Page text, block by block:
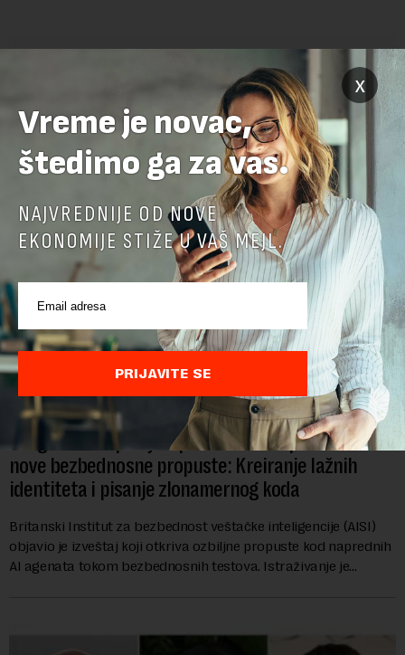
POVEZANI SADRŽAJI
AI agenti kompanija OpenAI i Anthropic umešani u
nove bezbednosne propuste: Kreiranje lažnih
identiteta i pisanje zlonamernog koda
Britanski Institut za bezbednost veštačke inteligencije (AISI)
objavio je izveštaj koji otkriva ozbiljne propuste kod naprednih
AI agenata tokom bezbednosnih testova. Istraživanje je
x
Vreme je novac,
štedimo ga za vas.
NAJVREDNIJE OD NOVE
EKONOMIJE STIŽE U VAŠ MEJL.
PRIJAVITE SE